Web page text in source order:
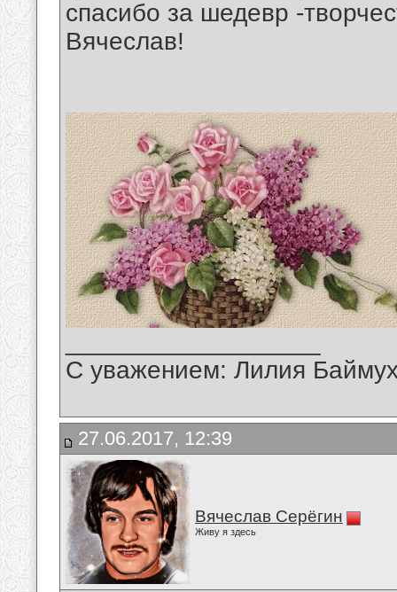
спасибо за шедевр -
Вячеслав!
С уважением: Лилия
27.06.2017, 12:39
Вячеслав Серёгин
Живу я здесь